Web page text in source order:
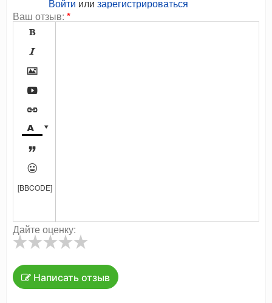
Войти или зарегистрироваться
Ваш отзыв: *









[BBCODE]
Дайте оценку:
Написать отзыв